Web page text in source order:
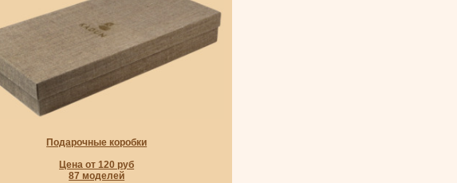
Подарочные коробки
Цена от 120 руб
87 моделей